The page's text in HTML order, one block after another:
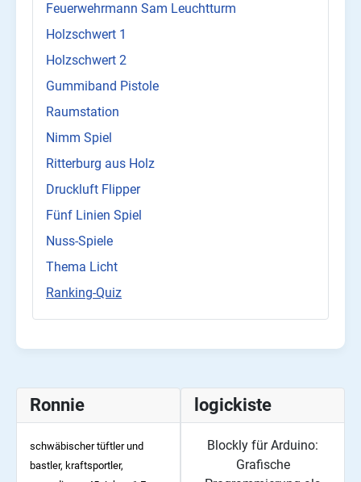
Feuerwehrmann Sam Leuchtturm
Holzschwert 1
Holzschwert 2
Gummiband Pistole
Raumstation
Nimm Spiel
Ritterburg aus Holz
Druckluft Flipper
Fünf Linien Spiel
Nuss-Spiele
Thema Licht
Ranking-Quiz
Ronnie
schwäbischer tüftler und
bastler, kraftsportler,
logickiste
Blockly für Arduino:
Grafische